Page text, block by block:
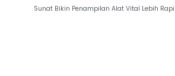
Sunat Bikin Penampilan Alat Vital Lebih Rapi